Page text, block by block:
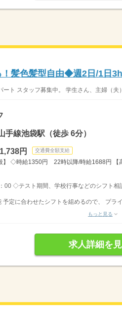
！髪色髪型自由◆週2日/1日
ート スタッフ募集中。 学生さん、主婦（夫
手線池袋駅（徒歩 6分）
円 交通費全額支給
】 ◇時給1350円 22時以降/時給1688円 【
00 ◇テスト期間、学校行事などのシフト相
定に合わせたシフトを組めるので、 プラ
もっと見る
求人詳細を